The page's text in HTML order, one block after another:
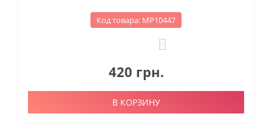
Код товара: МР10447
420 грн.
В КОРЗИНУ